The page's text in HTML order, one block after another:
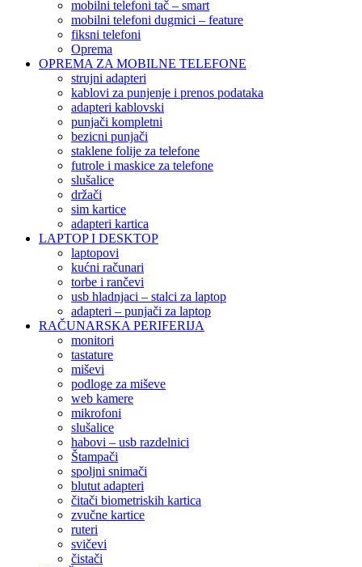
mobilni telefoni tač – smart
mobilni telefoni dugmici – feature
fiksni telefoni
Oprema
OPREMA ZA MOBILNE TELEFONE
strujni adapteri
kablovi za punjenje i prenos podataka
adapteri kablovski
punjači kompletni
bezicni punjači
staklene folije za telefone
futrole i maskice za telefone
slušalice
držači
sim kartice
adapteri kartica
LAPTOP I DESKTOP
laptopovi
kućni računari
torbe i rančevi
usb hladnjaci – stalci za laptop
adapteri – punjači za laptop
RAČUNARSKA PERIFERIJA
monitori
tastature
miševi
podloge za miševe
web kamere
mikrofoni
slušalice
habovi – usb razdelnici
Štampači
spoljni snimači
blutut adapteri
čitači biometriskih kartica
zvučne kartice
ruteri
svičevi
čistači